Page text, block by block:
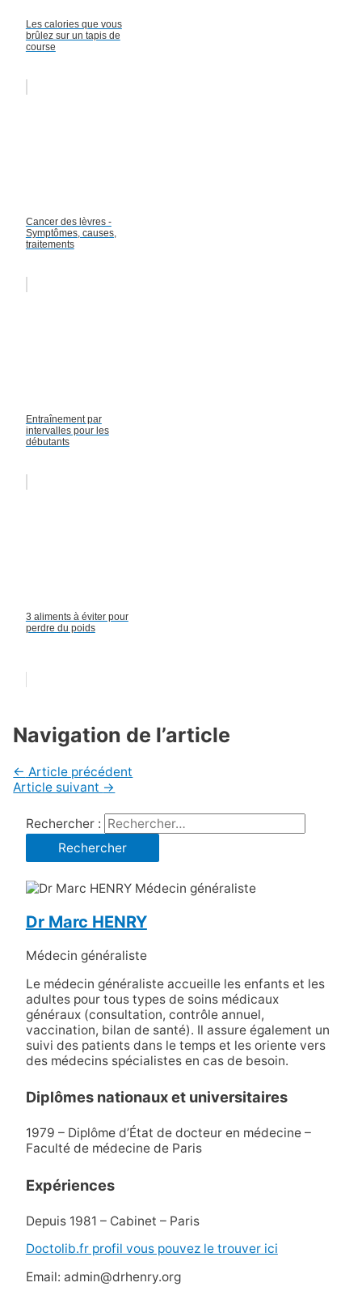
Les calories que vous
brûlez sur un tapis de
course
Cancer des lèvres -
Symptômes, causes,
traitements
Entraînement par
intervalles pour les
débutants
3 aliments à éviter pour
perdre du poids
Navigation de l’article
← Article précédent
Article suivant →
Rechercher :
Dr Marc HENRY
Médecin généraliste
Le médecin généraliste accueille les enfants et les
adultes pour tous types de soins médicaux
généraux (consultation, contrôle annuel,
vaccination, bilan de santé). Il assure également un
suivi des patients dans le temps et les oriente vers
des médecins spécialistes en cas de besoin.
Diplômes nationaux et universitaires
1979 – Diplôme d’État de docteur en médecine –
Faculté de médecine de Paris
Expériences
Depuis 1981 – Cabinet – Paris
Doctolib.fr profil vous pouvez le trouver ici
Email: admin@drhenry.org